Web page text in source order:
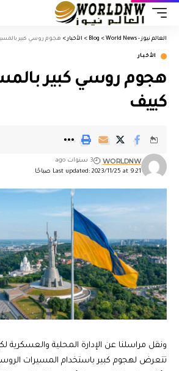
العالم نيوز - World News >
Blog
> الأخبار > هجوم روسي كبير
الأخبار
هجوم روسي كبير
كييف
Last updated: 2023/11/25 at 9:21 صباحًا
WORLDNW 3 سنوات ago
ونقل مراسلنا عن الإدارة المحلية والعسكرية
تتعرض لهجوم كبير باستخدام المسيرات